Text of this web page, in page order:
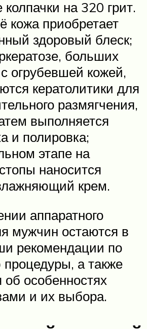
на 320 грит.
кожа приобретает
здоровый блеск;
больших
огрубевшей кожей,
кератолитики для
размягчения,
выполняется
и полировка;
этапе на
наносится
крем.
аппаратного
мужчин остаются в
рекомендации по
а также
особенностях
и их выбора.